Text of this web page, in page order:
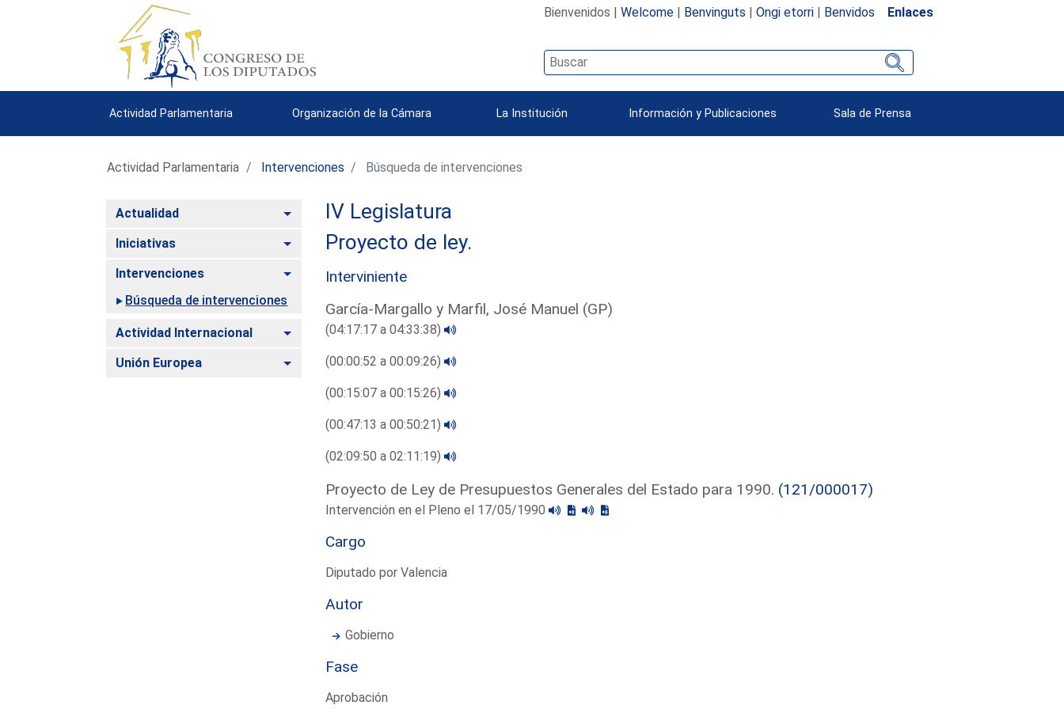
Bienvenidos | Welcome| Benvinguts | Ongi etorri| Benvidos Enlaces
Actividad Parlamentaria Organización de la Cámara La Institución Información y Publicaciones Sala de Prensa
Actividad Parlamentaria Intervenciones Búsqueda de intervenciones
Actualidad Alternar
Iniciativas Alternar
Intervenciones
Alternar
Búsqueda de intervenciones
Actividad Internacional Alternar
Unión Europea Alternar
IV Legislatura
Proyecto de ley.
Interviniente
García-Margallo y Marfil, José Manuel (GP)
(04:17:17 a 04:33:38)
(00:00:52 a 00:09:26)
(00:15:07 a 00:15:26)
(00:47:13 a 00:50:21)
(02:09:50 a 02:11:19)
Proyecto de Ley de Presupuestos Generales del Estado para 1990. (121/000017)
Intervención en el Pleno el 17/05/1990
Cargo
Diputado por Valencia
Autor
Gobierno
Fase
Aprobación